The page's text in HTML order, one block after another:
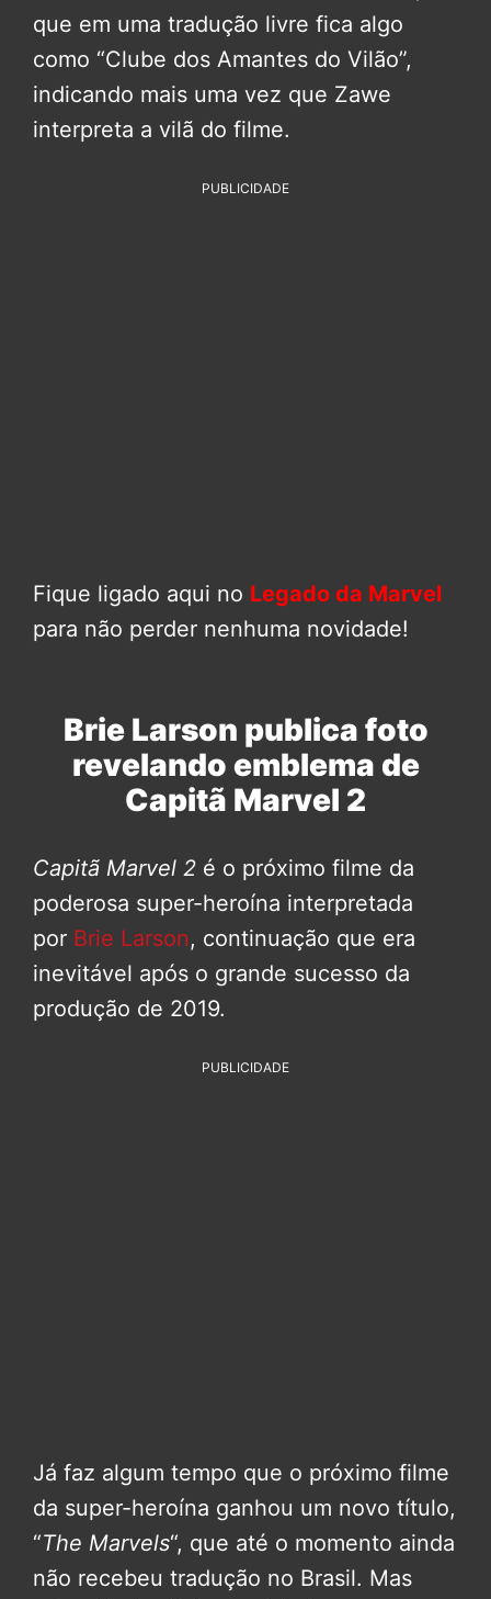
que em uma tradução livre fica algo
como “Clube dos Amantes do Vilão”,
indicando mais uma vez que Zawe
interpreta a vilã do filme.
PUBLICIDADE
Fique ligado aqui no Legado da Marvel
para não perder nenhuma novidade!
Brie Larson publica foto
revelando emblema de
Capitã Marvel 2
Capitã Marvel 2 é o próximo filme da
poderosa super-heroína interpretada
por Brie Larson, continuação que era
inevitável após o grande sucesso da
produção de 2019.
PUBLICIDADE
Já faz algum tempo que o próximo filme
da super-heroína ganhou um novo título,
“The Marvels“, que até o momento ainda
não recebeu tradução no Brasil. Mas